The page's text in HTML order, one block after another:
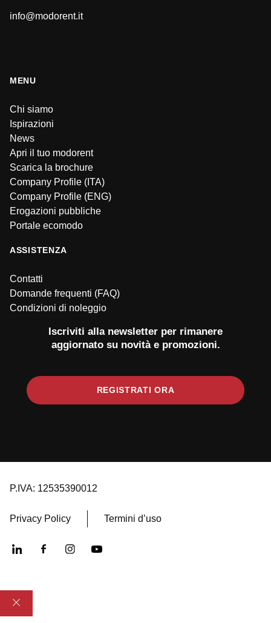
info@modorent.it
MENU
Chi siamo
Ispirazioni
News
Apri il tuo modorent
Scarica la brochure
Company Profile (ITA)
Company Profile (ENG)
Erogazioni pubbliche
Portale ecomodo
ASSISTENZA
Contatti
Domande frequenti (FAQ)
Condizioni di noleggio
Iscriviti alla newsletter per rimanere
aggiornato su novità e promozioni.
REGISTRATI ORA
P.IVA: 12535390012
Privacy Policy Termini d’uso